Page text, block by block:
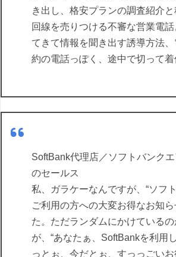
き出し、格安プランの調査紹介
回線を売りつける不審な営業電
てきて情報を聞き出す誘導方法
約の電話っぽく、途中で切って着
SoftBank代理店／ソフトバンクエ
のセールス
私、ガラケーなんですが、“ソフ
ご利用の方への大変お得なお知
た。ただランダムにかけている
が、“あなたぁ、SoftBankを利用
っとぉ、今だとぉ、すっっごい